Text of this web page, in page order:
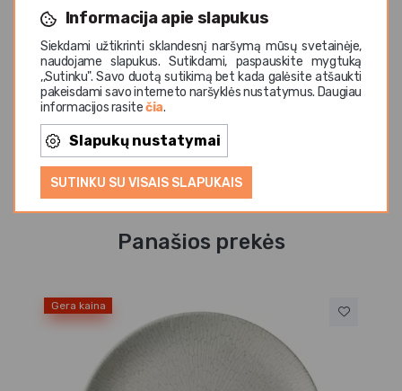
Informacija apie slapukus
Siekdami užtikrinti sklandesnį naršymą mūsų svetainėje,
naudojame slapukus. Sutikdami, paspauskite mygtuką
,,Sutinku". Savo duotą sutikimą bet kada galėsite atšaukti
pakeisdami savo interneto naršyklės nustatymus. Daugiau
informacijos rasitečia.
Slapukų nustatymai
SUTINKU SU VISAIS SLAPUKAIS
– tai klasikinio dizaino porceliano indų kolekcija,
kuriai būdingos švarios linijos, elegantiškos formos ir
universalumas. Balta spalva leidžia lengvai derinti
skirtingus indus tarpusavyje, todėl kolekcija puikiai
tinka tiek kasdieniam naudojimui, tiek profesionaliam
patiekalų pateikimui.
Panašios prekės
Gera kaina